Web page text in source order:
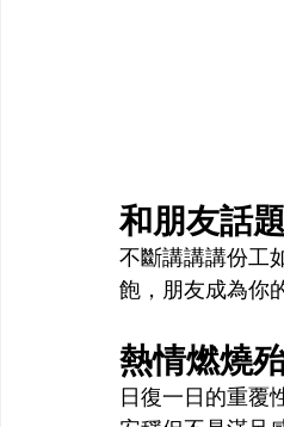
和朋友話
不斷講講講份工
飽，朋友成為你
熱情燃燒
日復一日的重覆